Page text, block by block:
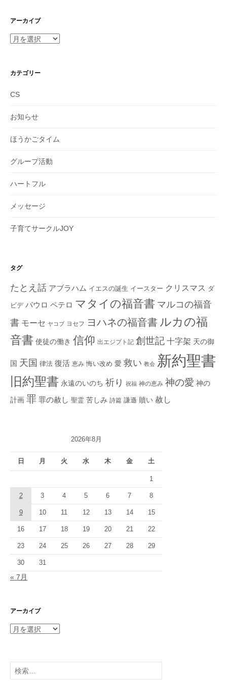
アーカイブ
ア
イ
カテゴリー
CS
お知らせ
ほうかごタイム
グループ活動
ハートフル
メッセージ
子育てサークルJOY
タグ
たとえ話 アブラハム イエスの誕生 イースター クリスマス ダ
ビデ パウロ ペテロ マタイの福音書 マルコの福音
書 モーセ ヤコブ ヨセフ ヨハネの福音書 ルカの福
音書 使徒の働き 信仰 出エジプト記 創世記 十字架 天の御
国 天国 律法 復活 恵み 悔い改め 愛 救い 教会 新約聖書
旧約聖書 永遠のいのち 祈り 祝福 神の恵み 神の愛 神の
計画 罪 罪の赦し 聖霊 苦しみ 詩篇 謙遜 贖い 赦し
2026年8月
日 月 火 水 木 金 土
1
2 3 4 5 6 7 8
9 10 11 12 13 14 15
16 17 18 19 20 21 22
23 24 25 26 27 28 29
30 31
« 7月
アーカイブ
ア
イ
ブ
検
索: